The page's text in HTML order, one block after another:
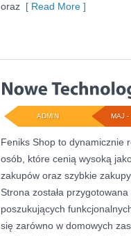
oraz [ Read More ]
MAJ -
ADMIN
Feniks Shop to dynamicznie
osób, które cenią wysoką
zakupów oraz szybkie
Strona została
poszukujących
się zarówno w domowych